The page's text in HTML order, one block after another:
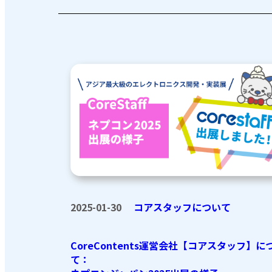
2025-01-30 コアスタッフについて
CoreContents運営会社【コアスタッフ】に
て：